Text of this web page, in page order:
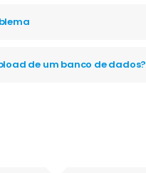
de um banco de dados?